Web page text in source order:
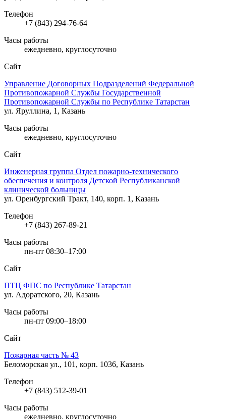
Телефон
+7 (843) 294-76-64
Часы работы
ежедневно, круглосуточно
Сайт
Управление Договорных Подразделений Федеральной
Противопожарной Службы Государственной
Противопожарной Службы по Республике Татарстан
ул. Яруллина, 1, Казань
Часы работы
ежедневно, круглосуточно
Сайт
Инженерная группа Отдел пожарно-технического
обеспечения и контроля Детской Республиканской
клинической больницы
ул. Оренбургский Тракт, 140, корп. 1, Казань
Телефон
+7 (843) 267-89-21
Часы работы
пн-пт 08:30–17:00
Сайт
ПТЦ ФПС по Республике Татарстан
ул. Адоратского, 20, Казань
Часы работы
пн-пт 09:00–18:00
Сайт
Пожарная часть № 43
Беломорская ул., 101, корп. 1036, Казань
Телефон
+7 (843) 512-39-01
Часы работы
ежедневно, круглосуточно